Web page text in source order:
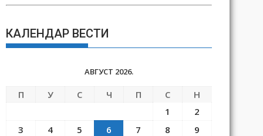
КАЛЕНДАР ВЕСТИ
АВГУСТ 2026.
П У С Ч П С Н
1
2
3
4 5 6 7 8
9